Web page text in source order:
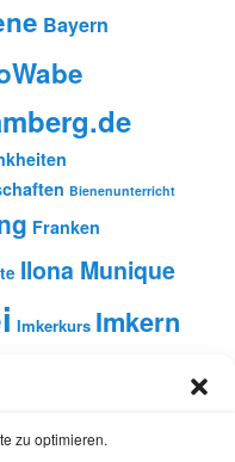
zu optimieren.
Bayern
Bienenunterricht
Franken
Ilona Munique
Imkerkurs Imkern